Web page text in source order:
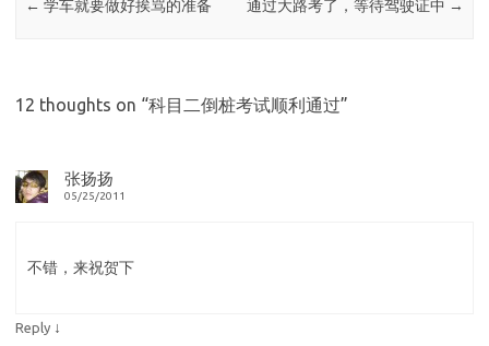
← 学车就要做好挨骂的准备 通过大路考了，等待驾驶证中 →
12 thoughts on “科目二倒桩考试顺利通过”
张扬扬
05/25/2011
不错，来祝贺下
Reply ↓